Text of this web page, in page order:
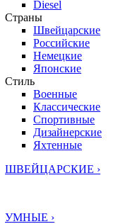
Diesel
Страны
Швейцарские
Российские
Немецкие
Японские
Стиль
Военные
Классические
Спортивные
Дизайнерские
Яхтенные
ШВЕЙЦАРСКИЕ ›
УМНЫЕ ›